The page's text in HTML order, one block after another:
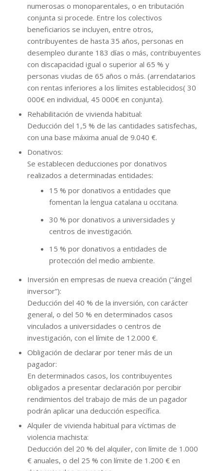
numerosas o monoparentales, o en tributación
conjunta si procede. Entre los colectivos
beneficiarios se incluyen, entre otros,
contribuyentes de hasta 35 años, personas en
desempleo durante 183 días o más, contribuyentes
con discapacidad igual o superior al 65 % y
personas viudas de 65 años o más. (arrendatarios
con rentas inferiores a los límites establecidos( 30
000€ en individual, 45 000€ en conjunta).
Rehabilitación de vivienda habitual:
Deducción del 1,5 % de las cantidades satisfechas,
con una base máxima anual de 9.040 €.
Donativos:
Se establecen deducciones por donativos
realizados a determinadas entidades:
15 % por donativos a entidades que
fomentan la lengua catalana u occitana.
30 % por donativos a universidades y
centros de investigación.
15 % por donativos a entidades de
protección del medio ambiente.
Inversión en empresas de nueva creación (“ángel
inversor”):
Deducción del 40 % de la inversión, con carácter
general, o del 50 % en determinados casos
vinculados a universidades o centros de
investigación, con el límite de 12.000 €.
Obligación de declarar por tener más de un
pagador:
En determinados casos, los contribuyentes
obligados a presentar declaración por percibir
rendimientos del trabajo de más de un pagador
podrán aplicar una deducción específica.
Alquiler de vivienda habitual para víctimas de
violencia machista:
Deducción del 20 % del alquiler, con límite de 1.000
€ anuales, o del 25 % con límite de 1.200 € en